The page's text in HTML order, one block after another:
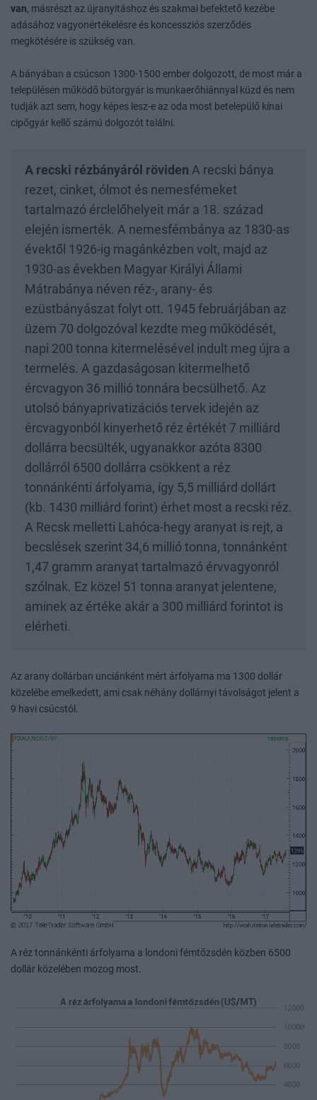
van, másrészt az újranyitáshoz és szakmai befektető kezébe
adásához vagyonértékelésre és koncessziós szerződés
megkötésére is szükség van.
A bányában a csúcson 1300-1500 ember dolgozott, de most már a
településen működő bútorgyár is munkaerőhiánnyal küzd és nem
tudják azt sem, hogy képes lesz-e az oda most betelepülő kínai
cipőgyár kellő számú dolgozót találni.
A recski rézbányáról röviden A recski bánya
rezet, cinket, ólmot és nemesfémeket
tartalmazó érclelőhelyeit már a 18. század
elején ismerték. A nemesfémbánya az 1830-as
évektől 1926-ig magánkézben volt, majd az
1930-as években Magyar Királyi Állami
Mátrabánya néven réz-, arany- és
ezüstbányászat folyt ott. 1945 februárjában az
üzem 70 dolgozóval kezdte meg működését,
napi 200 tonna kitermelésével indult meg újra a
termelés. A gazdaságosan kitermelhető
ércvagyon 36 millió tonnára becsülhető. Az
utolsó bányaprivatizációs tervek idején az
ércvagyonból kinyerhető réz értékét 7 milliárd
dollárra becsülték, ugyanakkor azóta 8300
dollárról 6500 dollárra csökkent a réz
tonnánkénti árfolyama, így 5,5 milliárd dollárt
(kb. 1430 milliárd forint) érhet most a recski réz.
A Recsk melletti Lahóca-hegy aranyat is rejt, a
becslések szerint 34,6 millió tonna, tonnánként
1,47 gramm aranyat tartalmazó érvvagyonról
szólnak. Ez közel 51 tonna aranyat jelentene,
aminek az értéke akár a 300 milliárd forintot is
elérheti.
Az arany dollárban unciánként mért árfolyama ma 1300 dollár
közelébe emelkedett, ami csak néhány dollárnyi távolságot jelent a
9 havi csúcstól.
A réz tonnánkénti árfolyama a londoni fémtőzsdén közben 6500
dollár közelében mozog most.